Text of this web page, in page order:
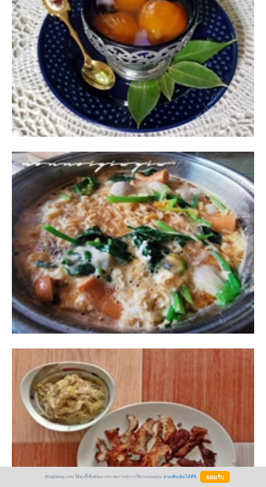
BlogGang.com ใช้คุกกี้เพื่อพัฒนาประสบการณ์การใช้งานของคุณ อ่านเพิ่มเติมได้ที่นี่